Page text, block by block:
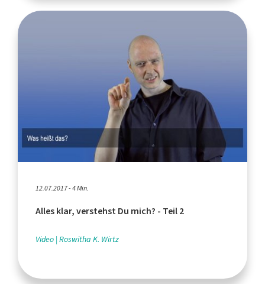
12.07.2017 - 4 Min.
Alles klar, verstehst Du mich? - Teil 2
Video Roswitha K. Wirtz